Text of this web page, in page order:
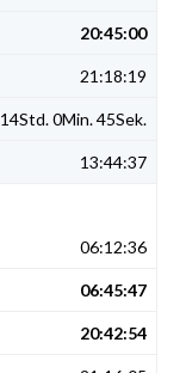
20:45:00
21:18:19
14Std. 0Min. 45Sek.
13:44:37
06:12:36
06:45:47
20:42:54